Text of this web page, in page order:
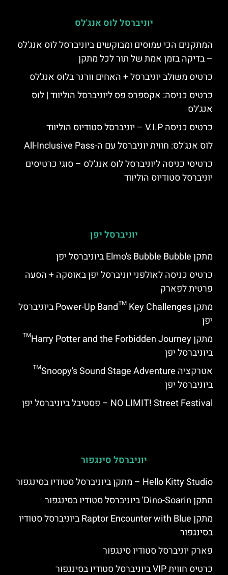
יוניברסל לוס אנג'לס
המתקנים הכי עמוסים ומבוקשים ביוניברסל לוס אנג'לס
– בדיקה בזמן אמת של תור לכל מתקן
כרטיס משולב יוניברסל + האחים וורנר בלוס אנג'לס
כרטיס כניסה: אקספרס פס ליוניברסל הוליווד | לוס
אנג'לס
כרטיס כניסה V.I.P – יוניברסל סטודיוס הוליווד
לוס אנג'לס: חווית יוניברסל עם ה-All-Inclusive Pass
כרטיסי כניסה ליוניברסל לוס אנג'לס – סוגי כרטיסים
יוניברסל סטודיוס הוליווד
יוניברסל יפן
מתקן Elmo's Bubble Bubble ביוניברסל יפן
כרטיס כניסה לאולפני יוניברסל יפן באוסקה + הסעה
פרטית לפארק
מתקן Power-Up Band™ Key Challenges ביוניברסל
יפן
מתקן Harry Potter and the Forbidden Journey™
ביוניברסל יפן
אטרקציה Snoopy's Sound Stage Adventure™
ביוניברסל יפן
NO LIMIT! Street Festival – פסטיבל ביוניברסל יפן
יוניברסל סינגפור
Hello Kitty Studio – מתקן ביוניברסל סטודיו בסינגפור
מתקן Dino-Soarin' ביוניברסל סטודיו בסינגפור
מתקן Raptor Encounter with Blue ביוניברסל סטודיו
בסינגפור
פארק יוניברסל סטודיו סינגפור
כרטיס חווית VIP ביוניברסל סטודיו בסינגפור